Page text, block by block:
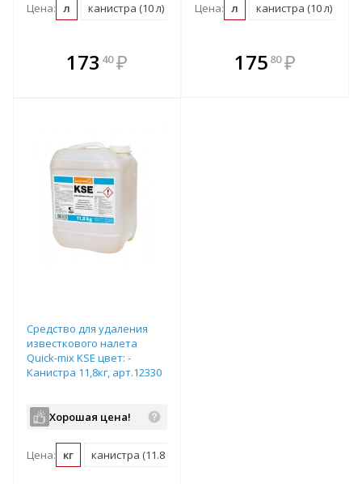
Цена: л канистра (10 л)
173 40 ₽
В комплекте
всегда выгоднее!
Цена: л канистра (10 л)
В комплекте
всегда выгоднее!
175 80 ₽
Средство для удаления
известкового налета
Quick-mix KSE цвет: -
Канистра 11,8кг, арт.12330
Хорошая цена!
Цена: кг канистра (11.8 кг)